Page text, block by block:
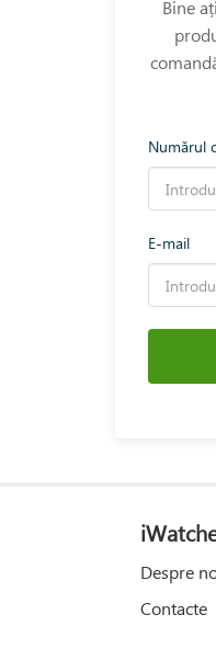
Bine
Numărul
E-mail
Despre
Contacte